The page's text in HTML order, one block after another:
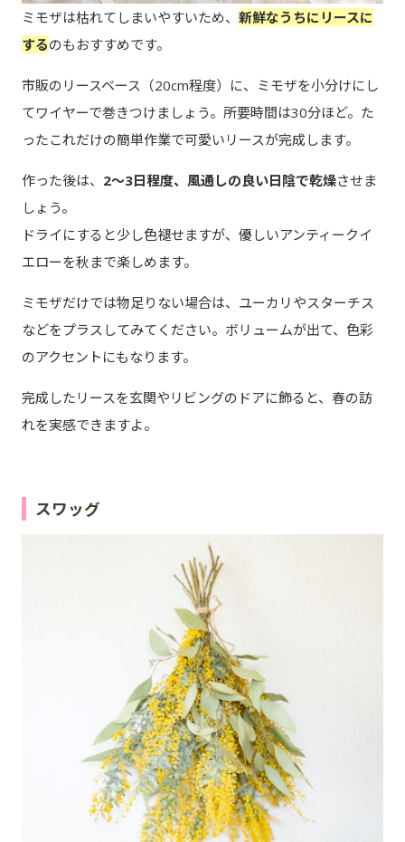
ミモザは枯れてしまいやすいため、 新鮮なうちにリースに
するのもおすすめです。
市販のリースベース（20cm程度）に、ミモザを小分けにし
てワイヤーで巻きつけましょう。所要時間は30分ほど。た
ったこれだけの簡単作業で可愛いリースが完成します。
作った後は、 2～3日程度、風通しの良い日陰で乾燥させま
しょう。
ドライにすると少し色褪せますが、優しいアンティークイ
エローを秋まで楽しめます。
ミモザだけでは物足りない場合は、ユーカリやスターチス
などをプラスしてみてください。ボリュームが出て、色彩
のアクセントにもなります。
完成したリースを玄関やリビングのドアに飾ると、春の訪
れを実感できますよ。
スワッグ